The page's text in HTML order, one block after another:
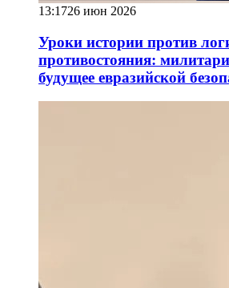
13:1726 июн 2026
Уроки истории против
противостояния:
будущее евразийской